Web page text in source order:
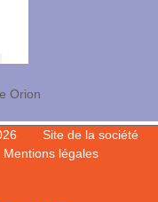
Orion
Site de la société
Mentions légales